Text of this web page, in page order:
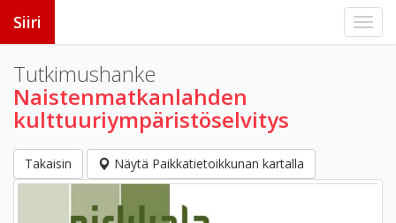
Siiri
Tutkimushanke
Naistenmatkanlahden
kulttuuriympäristöselvitys
Takaisin Näytä Paikkatietoikkunan kartalla